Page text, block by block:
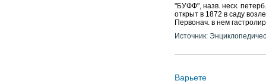
"БУФФ", назв. неск.
открыт в 1872 в саду
Первонач. в нем
Источник:
Варьете